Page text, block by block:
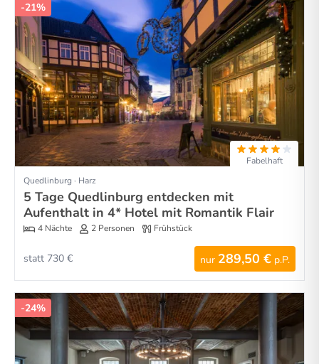
-21%
Fabelhaft
Quedlinburg · Harz
5 Tage Quedlinburg entdecken mit
Aufenthalt in 4* Hotel mit Romantik Flair
4 Nächte 2 Personen Frühstück
nur 289,50 € p.P.
statt 730 €
-24%